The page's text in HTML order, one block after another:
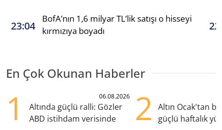
23:04
BofA’nın 1,6 milyar TL’lik satışı o hisseyi
kırmızıya boyadı
En Çok Okunan Haberler
1 06.08.2026
Altında güçlü ralli: Gözler
ABD istihdam verisinde
2
Altın Ocak'tan
güçlü haftalık